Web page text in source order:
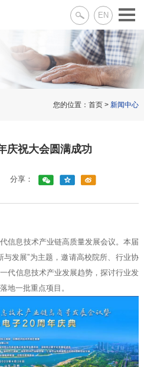
EN
您的位置：首页 >新闻中心
庆祝大会圆满成功
分享：
信息技术产业链高质量发展会议。本届
与发展”为主题，邀请高校院所、行业协
代信息技术产业发展趋势，探讨行业发
地一批重点项目。